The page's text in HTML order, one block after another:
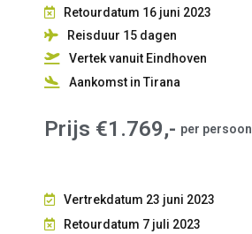
Retourdatum 16 juni 2023
Reisduur 15 dagen
Vertek vanuit Eindhoven
Aankomst in Tirana
Prijs €1.769,- per persoon
Vertrekdatum 23 juni 2023
Retourdatum 7 juli 2023